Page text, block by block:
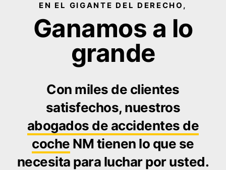
EN EL GIGANTE DEL DERECHO,
Ganamos a lo
grande
Con miles de clientes
satisfechos, nuestros
abogados de accidentes de
coche NM tienen lo que se
necesita para luchar por usted.